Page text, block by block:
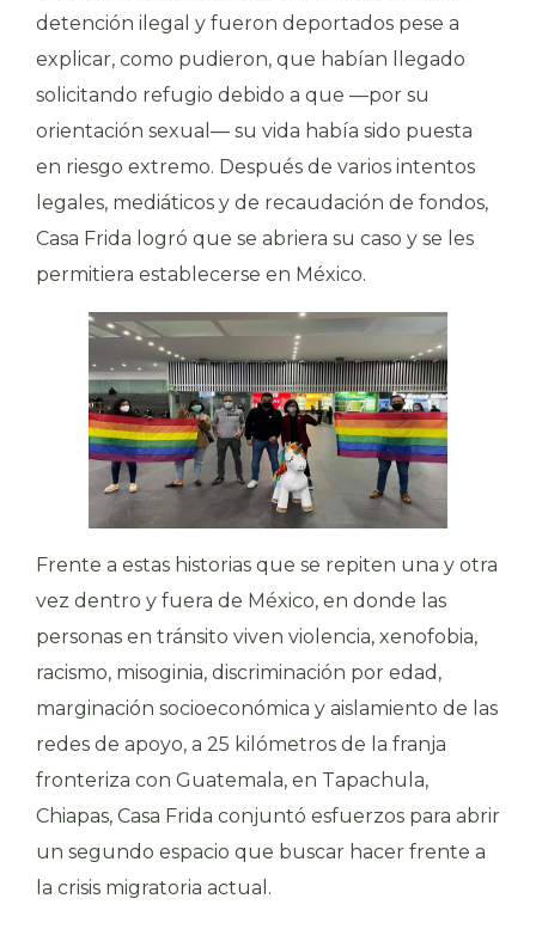
detención ilegal y fueron deportados pese a
explicar, como pudieron, que habían llegado
solicitando refugio debido a que —por su
orientación sexual — su vida había sido puesta
en riesgo extremo. Después de varios intentos
legales, mediáticos y de recaudación de fondos,
Casa Frida logró que se abriera su caso y se les
permitiera establecerse en México.
Frente a estas historias que se repiten una y otra
vez dentro y fuera de México, en donde las
personas en tránsito viven violencia, xenofobia,
racismo, misoginia, discriminación por edad,
marginación socioeconómica y aislamiento de las
redes de apoyo, a 25 kilómetros de la franja
fronteriza con Guatemala, en Tapachula,
Chiapas, Casa Frida conjuntó esfuerzos para abrir
un segundo espacio que buscar hacer frente a
la crisis migratoria actual.